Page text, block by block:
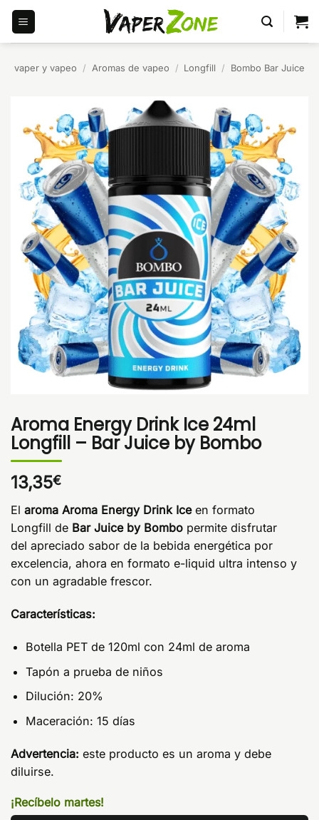
Saltar
contenido
vaper y vapeo / Aromas de vapeo / Longfill / Bombo Bar Juice
Aroma Energy Drink Ice 24ml
Longfill – Bar Juice by Bombo
13,35€
El aroma Aroma Energy Drink Ice en formato
Longfill de Bar Juice by Bombo permite disfrutar
del apreciado sabor de la bebida energética por
excelencia, ahora en formato e-liquid ultra intenso y
con un agradable frescor.
Características:
Botella PET de 120ml con 24ml de aroma
Tapón a prueba de niños
Dilución: 20%
Maceración: 15 días
Advertencia: este producto es un aroma y debe
diluirse.
¡Recíbelo martes!